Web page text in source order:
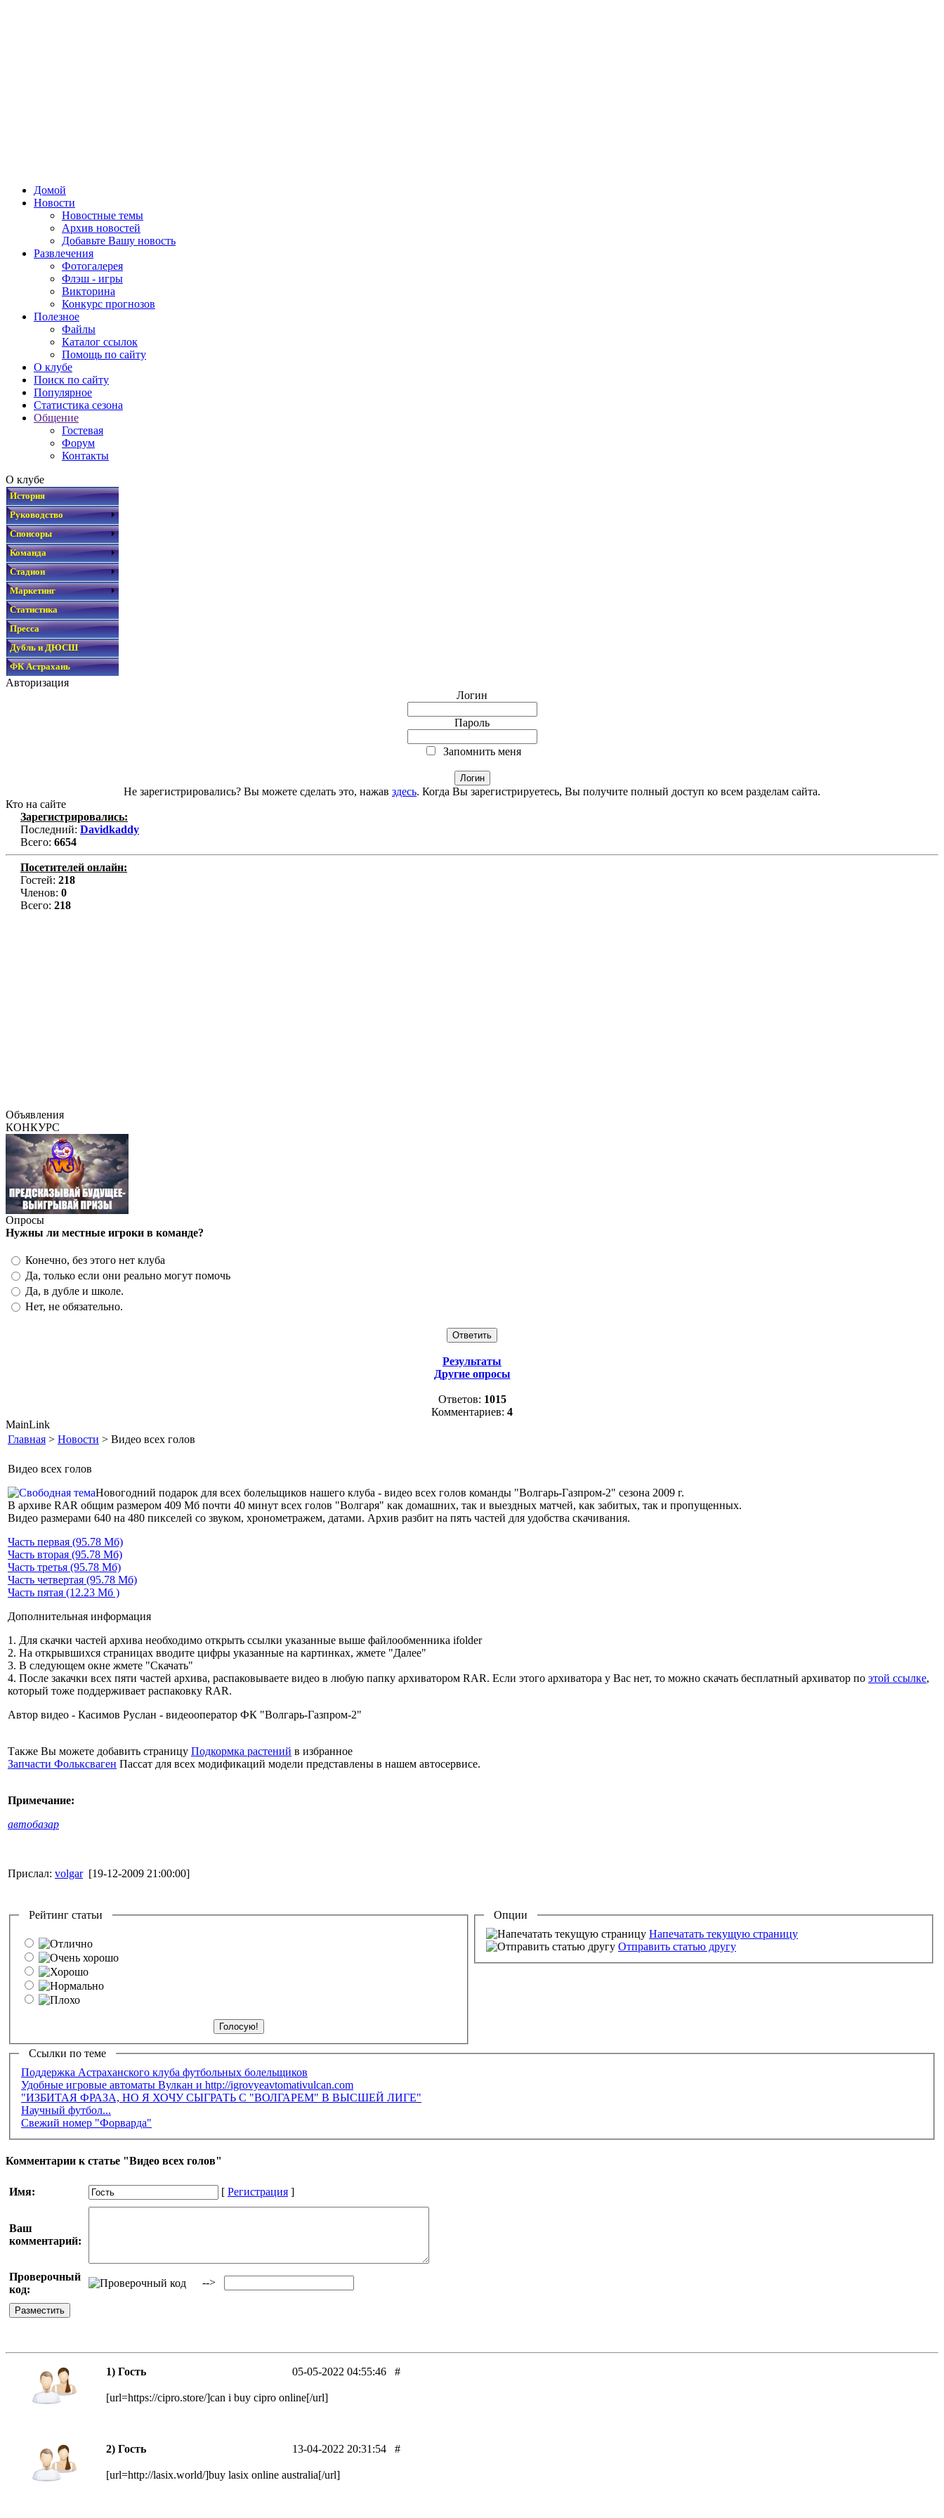
Домой
Новости
Новостные темы
Архив новостей
Добавьте Вашу новость
Развлечения
Фотогалерея
Флэш - игры
Викторина
Конкурс прогнозов
Полезное
Файлы
Каталог ссылок
Помощь по сайту
О клубе
Поиск по сайту
Популярное
Статистика сезона
Общение
Гостевая
Форум
Контакты
О клубе
История
Руководство
Спонсоры
Команда
Стадион
Маркетинг
Статистика
Пресса
Дубль и ДЮСШ
ФК Астрахань
Авторизация
Логин
Пароль
Запомнить меня
Не зарегистрировались? Вы можете сделать это, нажав здесь. Когда Вы зарегистрируетесь, Вы получите полный доступ ко всем разделам сайта.
Кто на сайте
Зарегистрировались:
Последний: Davidkaddy
Всего: 6654
Посетителей онлайн:
Гостей: 218
Членов: 0
Всего: 218
Объявления
КОНКУРС
Опросы
Нужны ли местные игроки в команде?
Конечно, без этого нет клуба
Да, только если они реально могут помочь
Да, в дубле и школе.
Нет, не обязательно.
Результаты
Другие опросы
Ответов: 1015
Комментариев: 4
MainLink
Главная > Новости > Видео всех голов
Видео всех голов
Новогодний подарок для всех болельщиков нашего клуба - видео всех голов команды "Волгарь-Газпром-2" сезона 2009 г.
В архиве RAR общим размером 409 Мб почти 40 минут всех голов "Волгаря" как домашних, так и выездных матчей, как забитых, так и пропущенных.
Видео размерами 640 на 480 пикселей со звуком, хронометражем, датами. Архив разбит на пять частей для удобства скачивания.
Часть первая (95.78 Мб)
Часть вторая (95.78 Мб)
Часть третья (95.78 Мб)
Часть четвертая (95.78 Мб)
Часть пятая (12.23 Мб )
Дополнительная информация
1. Для скачки частей архива необходимо открыть ссылки указанные выше файлообменника ifolder
2. На открывшихся страницах вводите цифры указанные на картинках, жмете "Далее"
3. В следующем окне жмете "Скачать"
4. После закачки всех пяти частей архива, распаковываете видео в любую папку архиватором RAR. Если этого архиватора у Вас нет, то можно скачать бесплатный архиватор по этой ссылке,
который тоже поддерживает распаковку RAR.
Автор видео - Касимов Руслан - видеооператор ФК "Волгарь-Газпром-2"
Также Вы можете добавить страницу Подкормка растений в избранное
Запчасти Фольксваген Пассат для всех модификаций модели представлены в нашем автосервисе.
Примечание:
автобазар
Прислал: volgar [19-12-2009 21:00:00]
Рейтинг статьи
Опции
Напечатать текущую страницу
Отправить статью другу
Ссылки по теме
Поддержка Астраханского клуба футбольных болельщиков
Удобные игровые автоматы Вулкан и http://igrovyeavtomativulcan.com
"ИЗБИТАЯ ФРАЗА, НО Я ХОЧУ СЫГРАТЬ С "ВОЛГАРЕМ" В ВЫСШЕЙ ЛИГЕ"
Научный футбол...
Свежий номер "Форварда"
Комментарии к статье "Видео всех голов"
Имя: [ Регистрация ]
Ваш
комментарий:
Проверочный
код:
-->
1) Гость 05-05-2022 04:55:46 #
[url=https://cipro.store/]can i buy cipro online[/url]
2) Гость 13-04-2022 20:31:54 #
[url=http://lasix.world/]buy lasix online australia[/url]